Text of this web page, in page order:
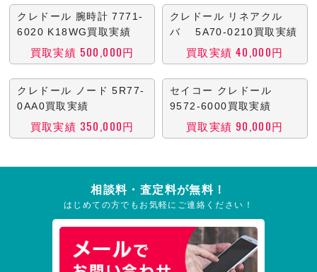
クレドール 腕時計 7771-
6020 K18WG買取実績
買取実績 500,000円
クレドール リネアクル
バ 5A70-0210買取実績
買取実績 40,000円
クレドール ノード 5R77-
0AA0買取実績
買取実績 350,000円
セイコー クレドール
9572-6000買取実績
買取実績 90,000円
相談料・査定料が無料！
はじめての方でもお気軽にご連絡ください！